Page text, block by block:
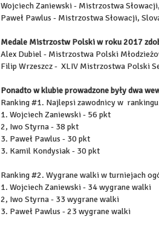
Wojciech Zaniewski - Mistrzostwa
Paweł Pawlus - Mistrzostwa Słowacji,
Medale Mistrzostw Polski w roku 2017
Alex Dubiel - Mistrzostwa Polski
Filip Wrzeszcz - XLIV Mistrzostwa Polski
Ponadto w klubie prowadzone były dwa
Ranking #1. Najlepsi zawodnicy w
1. Wojciech Zaniewski - 56 pkt
2, Iwo Styrna - 38 pkt
3. Paweł Pawlus - 30 pkt
3. Kamil Kondysiak - 30 pkt
Ranking #2. Wygrane walki w turniejach
1. Wojciech Zaniewski - 34 wygrane walki
2, Iwo Styrna - 33 wygrane walki
3. Paweł Pawlus - 23 wygrane walki